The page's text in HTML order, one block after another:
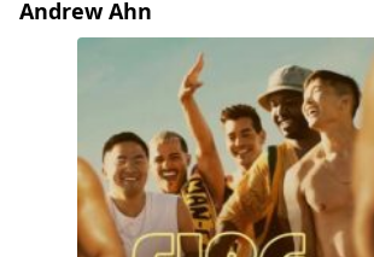
Sci-Fi & Fantasy
Andrew Ahn
Fire Island: Orgullo y Seducción